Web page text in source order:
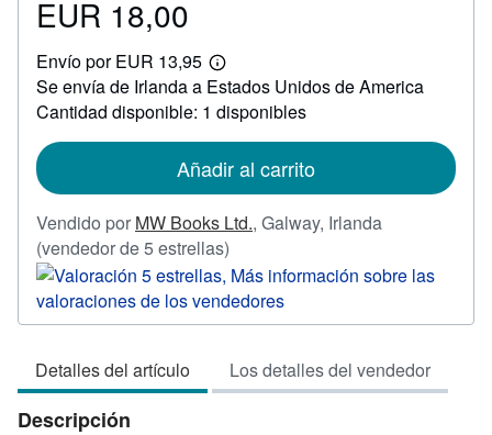
Precio
18,00
EUR 18,00
Envío por EUR 13,95
Más
información
sobre
las
envío
Se envía de Irlanda a Estados Unidos de America
Cantidad disponible: 1 disponibles
Añadir al carrito
Vendido por MW Books Ltd., Galway, Irlanda
(vendedor de 5 estrellas)
del
vendedor:
5
5
estrellas
Detalles del artículo Los detalles del vendedor
Descripción